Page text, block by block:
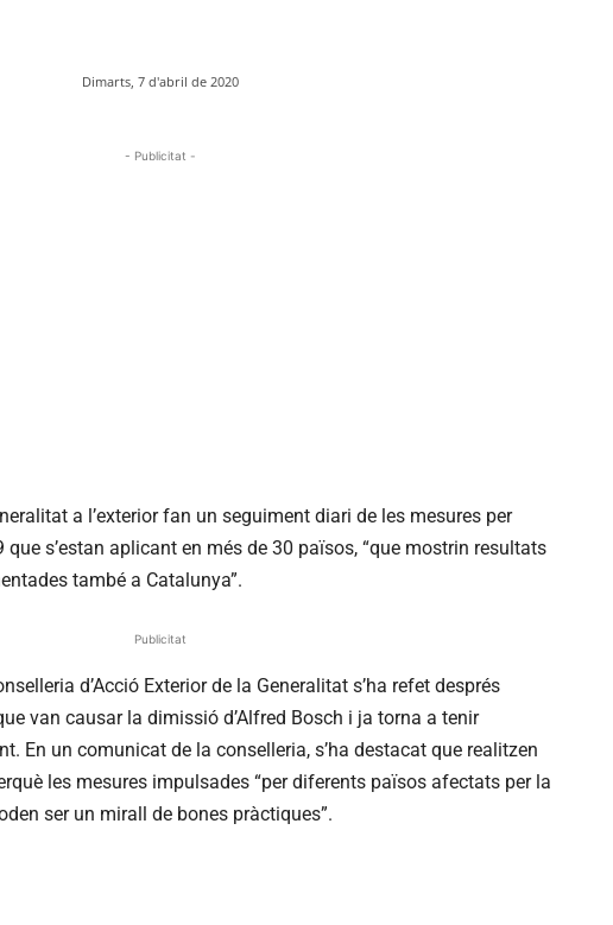
Dimarts, 7 d'abril de 2020
- Publicitat -
a l’exterior fan un seguiment diari de les mesures per
que s’estan aplicant en més de 30 països, “que mostrin resultats
també a Catalunya”.
Publicitat
d’Acció Exterior de la Generalitat s’ha refet després
van causar la dimissió d’Alfred Bosch i ja torna a tenir
En un comunicat de la conselleria, s’ha destacat que realitzen
les mesures impulsades “per diferents països afectats per la
ser un mirall de bones pràctiques”.